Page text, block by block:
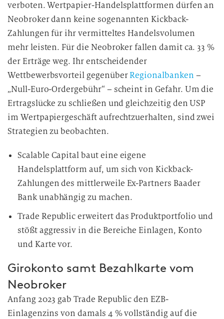
verboten. Wertpapier-Handelsplattformen dürfen an
Neobroker dann keine sogenannten Kickback-
Zahlungen für ihr vermitteltes Handelsvolumen
mehr leisten. Für die Neobroker fallen damit ca. 33 %
der Erträge weg. Ihr entscheidender
Wettbewerbsvorteil gegenüberRegionalbanken –
„Null-Euro-Ordergebühr“ – scheint in Gefahr. Um die
Ertragslücke zu schließen und gleichzeitig den USP
im Wertpapiergeschäft aufrechtzuerhalten, sind zwei
Strategien zu beobachten.
Scalable Capital baut eine eigene
Handelsplattform auf, um sich von Kickback-
Zahlungen des mittlerweile Ex-Partners Baader
Bank unabhängig zu machen.
Trade Republic erweitert das Produktportfolio und
stößt aggressiv in die Bereiche Einlagen, Konto
und Karte vor.
Girokonto samt Bezahlkarte vom
Neobroker
Anfang 2023 gab Trade Republic den EZB-
Einlagenzins von damals 4 % vollständig auf die